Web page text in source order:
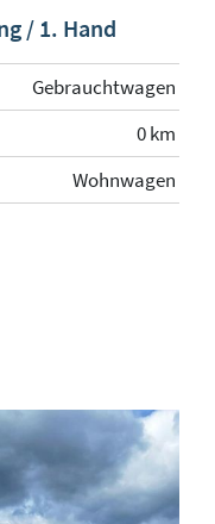
/ 1. Hand
Gebrauchtwagen
0 km
Wohnwagen